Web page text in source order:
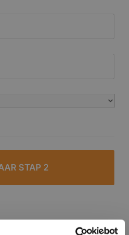
vloeren op Trustpilot